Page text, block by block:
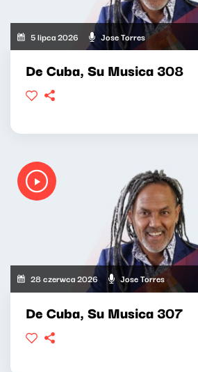
5 lipca 2026 Jose Torres
De Cuba, Su Musica 308
28 czerwca 2026 Jose Torres
De Cuba, Su Musica 307